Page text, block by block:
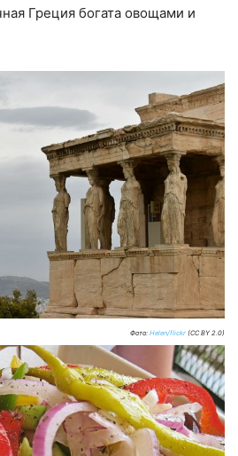
Греция богата овощами и
Фото: Helen/flickr (CC BY 2.0)